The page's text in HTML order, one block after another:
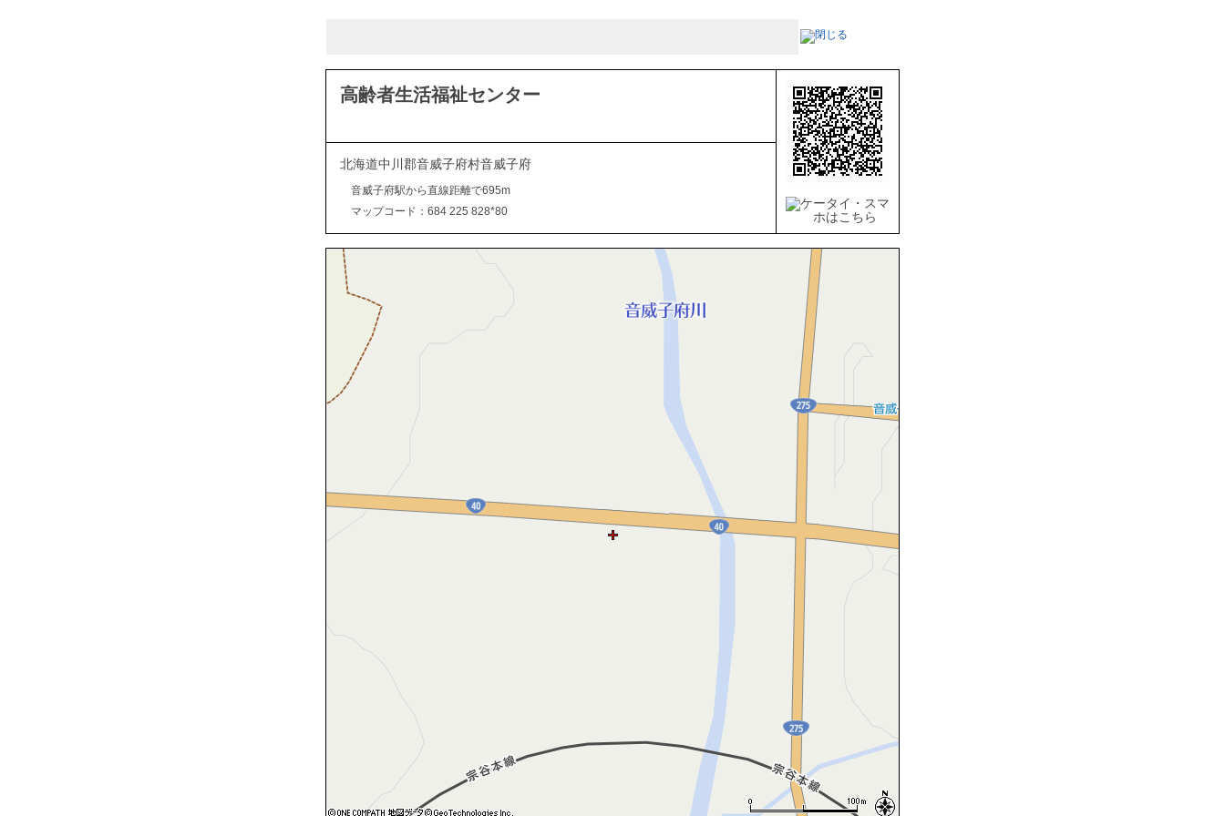
高齢者生活福祉センター
北海道中川郡音威子府村音威子府
音威子府駅から直線距離で695m
マップコード：684 225 828*80